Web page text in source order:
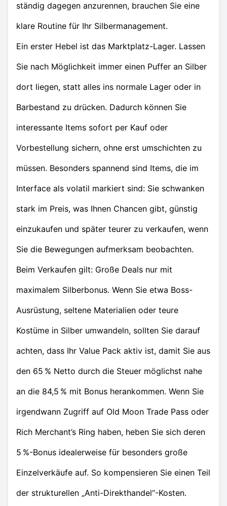
ständig dagegen anzurennen, brauchen Sie eine
klare Routine für Ihr Silbermanagement.
Ein erster Hebel ist das Marktplatz-Lager. Lassen
Sie nach Möglichkeit immer einen Puffer an Silber
dort liegen, statt alles ins normale Lager oder in
Barbestand zu drücken. Dadurch können Sie
interessante Items sofort per Kauf oder
Vorbestellung sichern, ohne erst umschichten zu
müssen. Besonders spannend sind Items, die im
Interface als volatil markiert sind: Sie schwanken
stark im Preis, was Ihnen Chancen gibt, günstig
einzukaufen und später teurer zu verkaufen, wenn
Sie die Bewegungen aufmerksam beobachten.
Beim Verkaufen gilt: Große Deals nur mit
maximalem Silberbonus. Wenn Sie etwa Boss-
Ausrüstung, seltene Materialien oder teure
Kostüme in Silber umwandeln, sollten Sie darauf
achten, dass Ihr Value Pack aktiv ist, damit Sie aus
den 65 % Netto durch die Steuer möglichst nahe
an die 84,5 % mit Bonus herankommen. Wenn Sie
irgendwann Zugriff auf Old Moon Trade Pass oder
Rich Merchant’s Ring haben, heben Sie sich deren
5 %-Bonus idealerweise für besonders große
Einzelverkäufe auf. So kompensieren Sie einen Teil
der strukturellen „Anti-Direkthandel“-Kosten.